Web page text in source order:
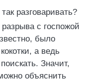
разговаривать?
с госпожой
было
а ведь
Значит,
объяснить